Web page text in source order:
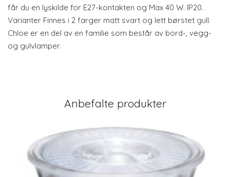
får du en lyskilde for E27-kontakten og Max 40 W. IP20.
Varianter Finnes i 2 farger matt svart og lett børstet gull.
Chloe er en del av en familie som består av bord-, vegg-
og gulvlamper.
Anbefalte produkter